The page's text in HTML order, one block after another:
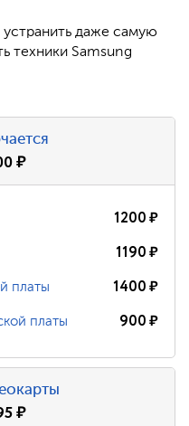
даже самую
техники Samsung
₽
1200₽
1190₽
платы 1400₽
платы 900₽
₽